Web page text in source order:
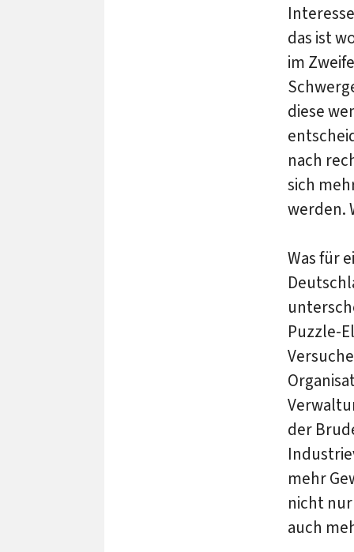
das ist
im
diese
nach
sich
werden.
Was für
Puzzle-
der
mehr
nicht
auch